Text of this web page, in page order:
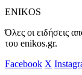
ENIKOS
Όλες οι ειδήσεις
του enikos.gr.
Facebook X